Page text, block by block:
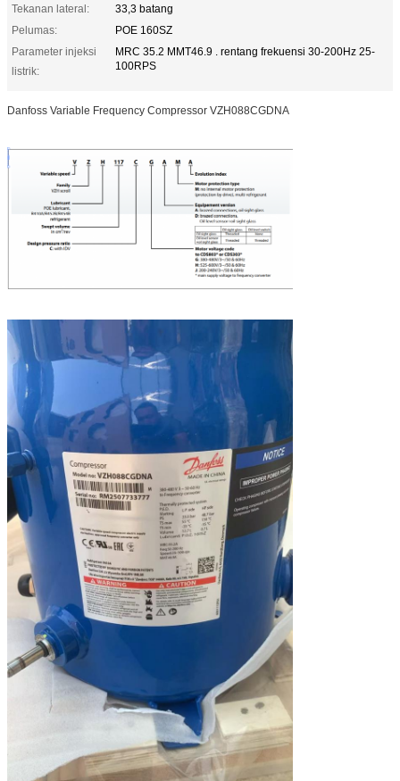
Tekanan lateral:
33,3 batang
Pelumas:
POE 160SZ
Parameter injeksi
listrik:
MRC 35.2 MMT46.9 . rentang frekuensi 30-200Hz 25-
100RPS
Danfoss Variable Frequency Compressor VZH088CGDNA